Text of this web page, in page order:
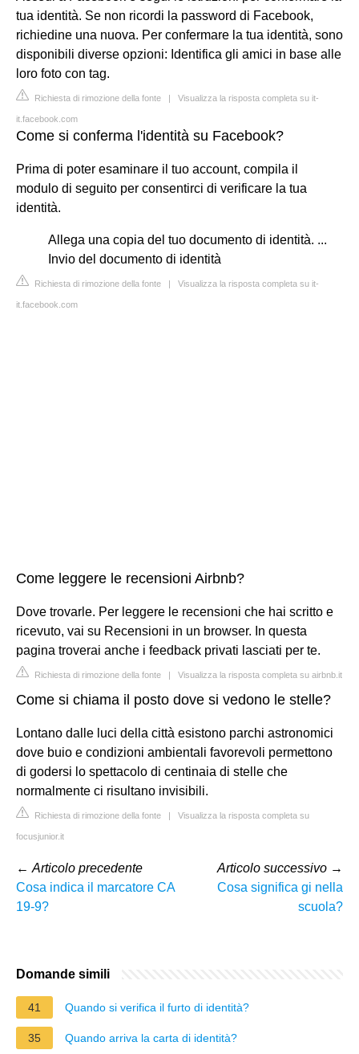
tua identità. Se non ricordi la password di Facebook,
richiedine una nuova. Per confermare la tua identità, sono
disponibili diverse opzioni: Identifica gli amici in base alle
loro foto con tag.
Richiesta di rimozione della fonte | Visualizza la risposta completa su it-
it.facebook.com
Come si conferma l'identità su Facebook?
Prima di poter esaminare il tuo account, compila il
modulo di seguito per consentirci di verificare la tua
identità.
Allega una copia del tuo documento di identità. ...
Invio del documento di identità
Richiesta di rimozione della fonte | Visualizza la risposta completa su it-
it.facebook.com
Come leggere le recensioni Airbnb?
Dove trovarle. Per leggere le recensioni che hai scritto e
ricevuto, vai su Recensioni in un browser. In questa
pagina troverai anche i feedback privati lasciati per te.
Richiesta di rimozione della fonte | Visualizza la risposta completa su airbnb.it
Come si chiama il posto dove si vedono le stelle?
Lontano dalle luci della città esistono parchi astronomici
dove buio e condizioni ambientali favorevoli permettono
di godersi lo spettacolo di centinaia di stelle che
normalmente ci risultano invisibili.
Richiesta di rimozione della fonte | Visualizza la risposta completa su
focusjunior.it
← Articolo precedente
Cosa indica il marcatore CA
19-9?
Articolo successivo →
Cosa significa gi nella
scuola?
Domande simili
41 Quando si verifica il furto di identità?
35 Quando arriva la carta di identità?